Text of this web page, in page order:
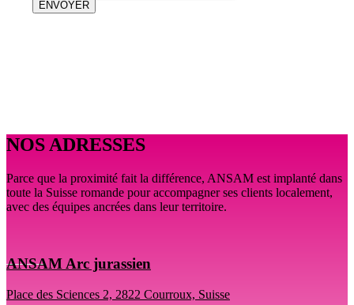
NOS ADRESSES
Parce que la proximité fait la différence, ANSAM est implanté dans
toute la Suisse romande pour accompagner ses clients localement,
avec des équipes ancrées dans leur territoire.
ANSAM Arc jurassien
Place des Sciences 2, 2822 Courroux, Suisse